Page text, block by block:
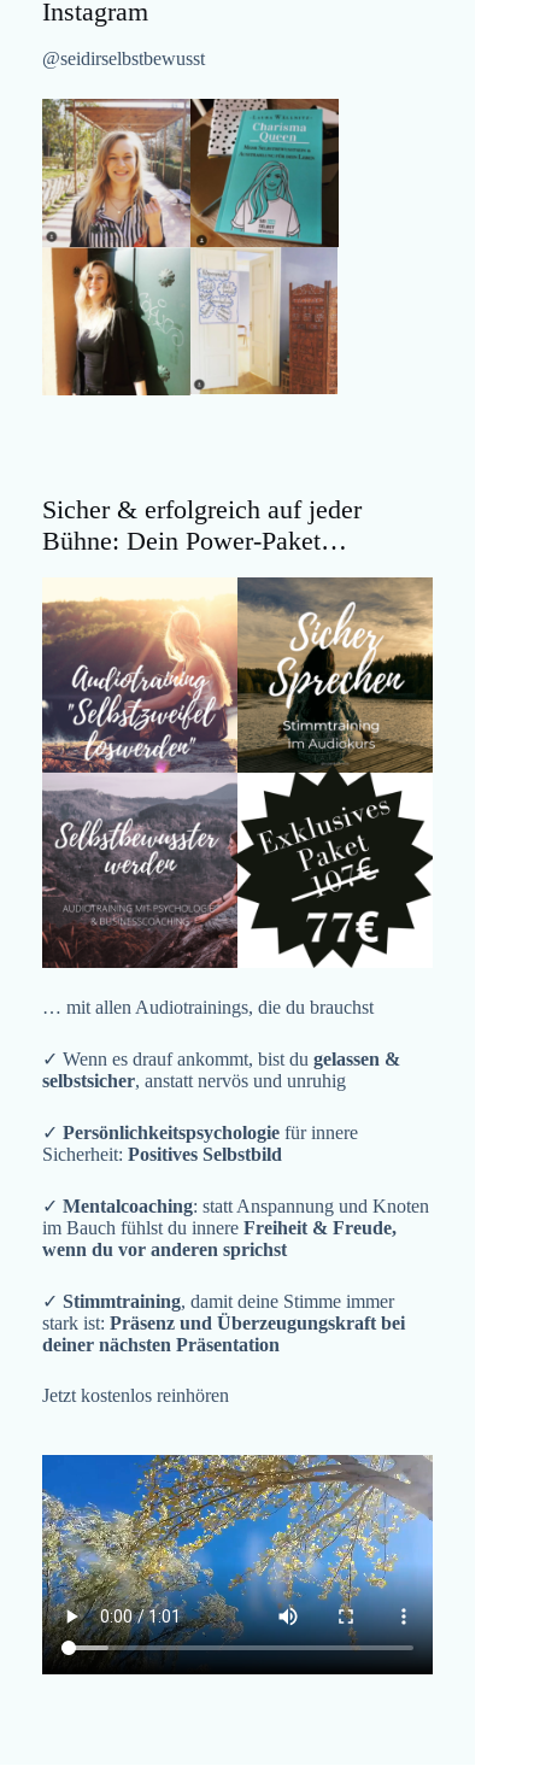
Instagram
@seidirselbstbewusst
Sicher & erfolgreich auf jeder
Bühne: Dein Power-Paket…
… mit allen Audiotrainings, die du brauchst
✓ Wenn es drauf ankommt, bist du gelassen &
selbstsicher, anstatt nervös und unruhig
✓ Persönlichkeitspsychologie für innere
Sicherheit: Positives Selbstbild
✓ Mentalcoaching: statt Anspannung und Knoten
im Bauch fühlst du innere Freiheit & Freude,
wenn du vor anderen sprichst
✓ Stimmtraining, damit deine Stimme immer
stark ist: Präsenz und Überzeugungskraft bei
deiner nächsten Präsentation
Jetzt kostenlos reinhören